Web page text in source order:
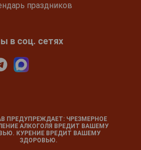
праздников
в соц. сетях
ПРЕДУПРЕЖДАЕТ: ЧРЕЗМЕРНОЕ
АЛКОГОЛЯ ВРЕДИТ ВАШЕМУ
КУРЕНИЕ ВРЕДИТ ВАШЕМУ
ЗДОРОВЬЮ.